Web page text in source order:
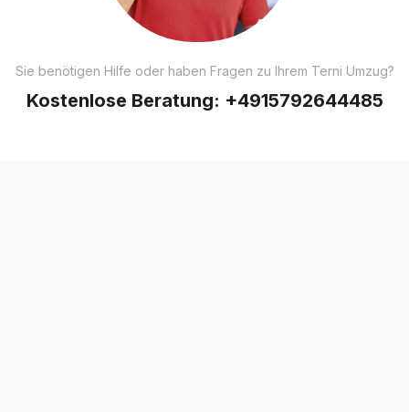
Sie benötigen Hilfe oder haben Fragen zu Ihrem Terni Umzug?
Kostenlose Beratung: +4915792644485